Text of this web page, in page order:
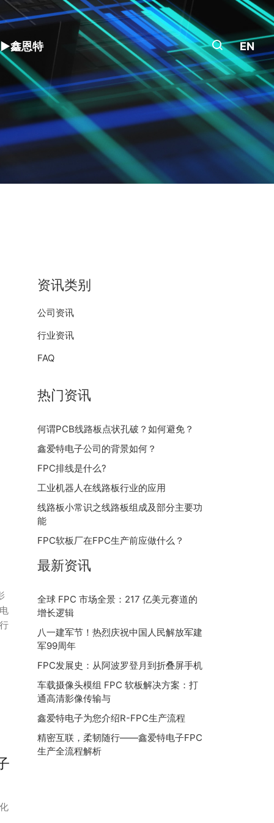
▶鑫恩特 EN
资讯类别
公司资讯
行业资讯
FAQ
热门资讯
何谓PCB线路板点状孔破？如何避免？
鑫爱特电子公司的背景如何？
FPC排线是什么?
工业机器人在线路板行业的应用
线路板小常识之线路板组成及部分主要功
能
FPC软板厂在FPC生产前应做什么？
最新资讯
全球 FPC 市场全景：217 亿美元赛道的
增长逻辑
八一建军节！热烈庆祝中国人民解放军建
军99周年
FPC发展史：从阿波罗登月到折叠屏手机
车载摄像头模组 FPC 软板解决方案：打
通高清影像传输与
鑫爱特电子为您介绍R-FPC生产流程
精密互联，柔韧随行——鑫爱特电子FPC
生产全流程解析